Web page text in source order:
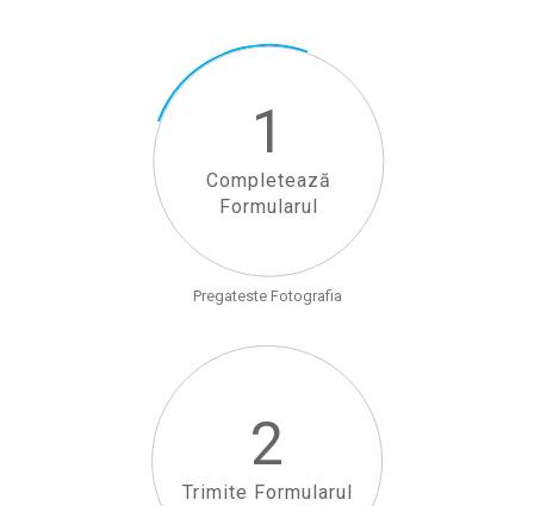
1
Completează
Formularul
Pregateste Fotografia
2
Trimite Formularul